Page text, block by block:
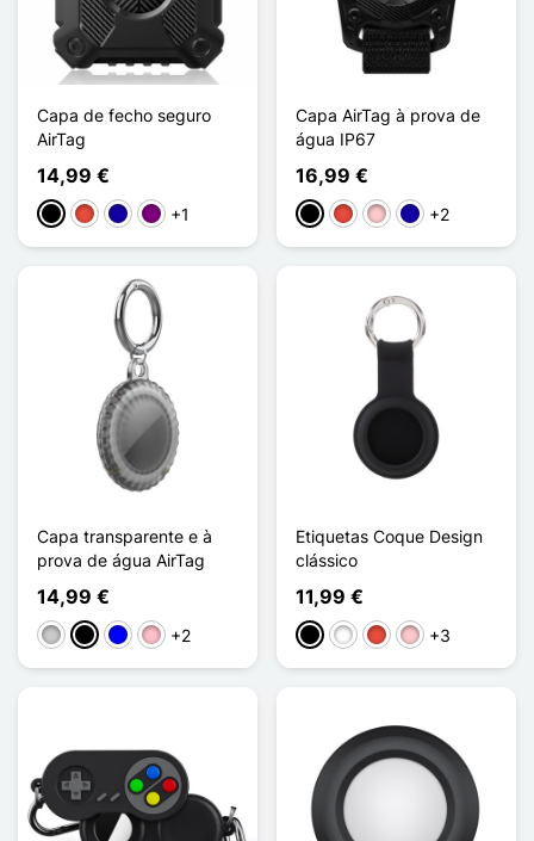
Capa de fecho seguro
AirTag
14,99 €
PretoVermelhoAzul Escuro
Púrpura
+1
Capa AirTag à prova de
água IP67
16,99 €
PretoVermelho
RosaAzul Escuro
+2
Capa transparente e à
prova de água AirTag
14,99 €
Transparente
Noir Transparent
Bleu Transparent
Rose Transparent
+2
Etiquetas Coque Design
clássico
11,99 €
PretoBrancoVermelho
Rosa+3